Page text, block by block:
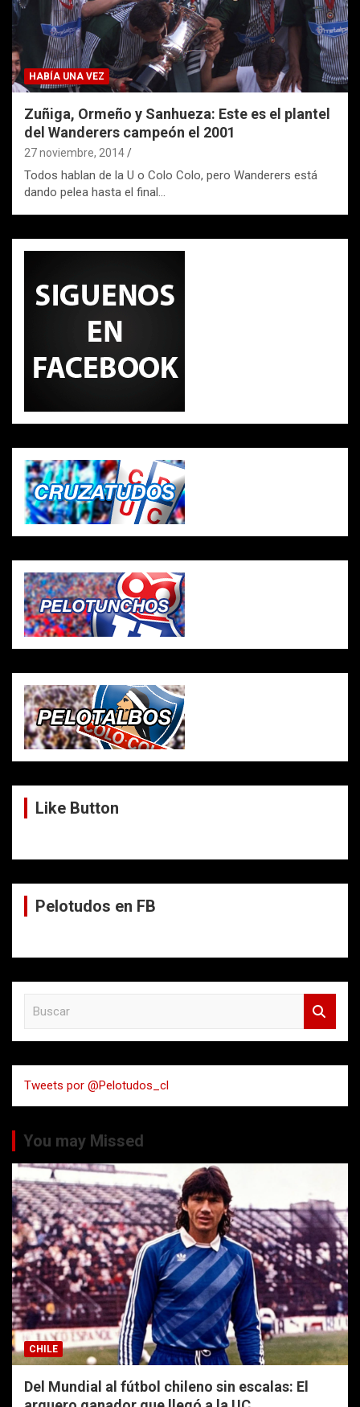
HABÍA UNA VEZ
Zuñiga, Ormeño y Sanhueza: Este es el plantel
del Wanderers campeón el 2001
27 noviembre, 2014
Todos hablan de la U o Colo Colo, pero Wanderers está
dando pelea hasta el final…
Like Button
Pelotudos en FB
a
r
Tweets por @Pelotudos_cl
You may Missed
CHILE
Del Mundial al fútbol chileno sin escalas: El